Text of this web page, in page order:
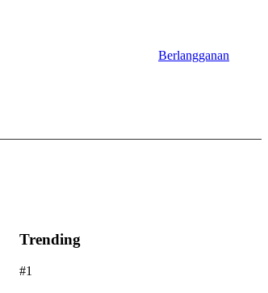
Berlangganan
Trending
#1